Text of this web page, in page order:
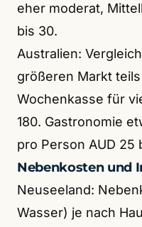
eher moderat,
bis 30.
Australien:
größeren Markt
Wochenkasse für
180. Gastronomie
pro Person AUD 25
Nebenkosten und
Neuseeland:
Wasser) je nach